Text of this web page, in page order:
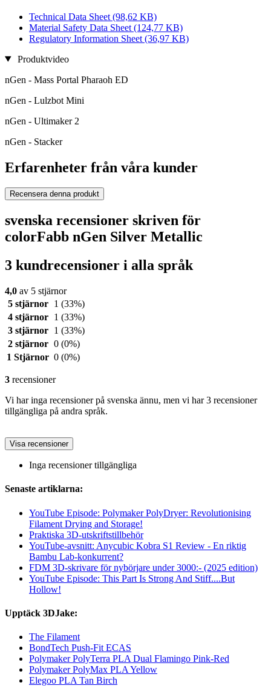
Technical Data Sheet (98,62 KB)
Material Safety Data Sheet (124,77 KB)
Regulatory Information Sheet (36,97 KB)
Produktvideo
nGen - Mass Portal Pharaoh ED
nGen - Lulzbot Mini
nGen - Ultimaker 2
nGen - Stacker
Erfarenheter från våra kunder
Recensera denna produkt
svenska recensioner skriven för
colorFabb nGen Silver Metallic
3 kundrecensioner i alla språk
4,0 av 5 stjärnor
5 stjärnor
1 (33%)
4 stjärnor
1 (33%)
3 stjärnor
1 (33%)
2 stjärnor 0 (0%)
1 Stjärnor 0 (0%)
3 recensioner
Vi har inga recensioner på svenska ännu, men vi har 3 recensioner
tillgängliga på andra språk.
Visa recensioner
Inga recensioner tillgängliga
Senaste artiklarna:
YouTube Episode: Polymaker PolyDryer: Revolutionising
Filament Drying and Storage!
Praktiska 3D-utskriftstillbehör
YouTube-avsnitt: Anycubic Kobra S1 Review - En riktig
Bambu Lab-konkurrent?
FDM 3D-skrivare för nybörjare under 3000:- (2025 edition)
YouTube Episode: This Part Is Strong And Stiff....But
Hollow!
Upptäck 3DJake:
The Filament
BondTech Push-Fit ECAS
Polymaker PolyTerra PLA Dual Flamingo Pink-Red
Polymaker PolyMax PLA Yellow
Elegoo PLA Tan Birch